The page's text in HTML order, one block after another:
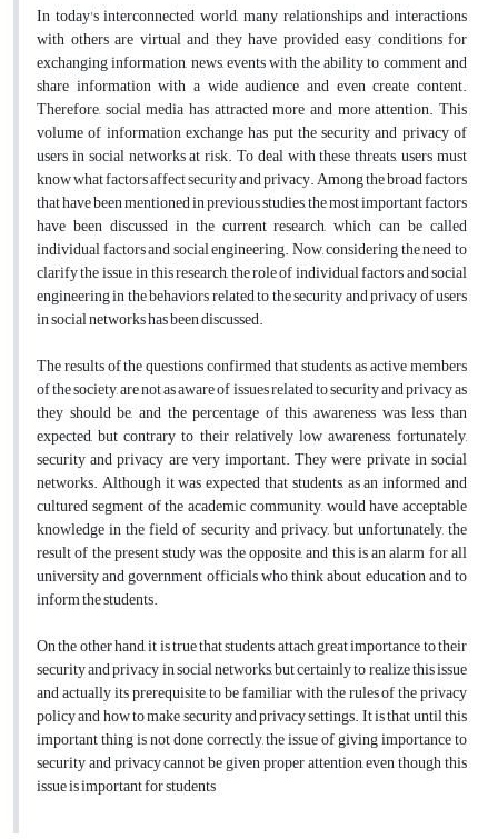
In today's interconnected world, many relationships and interactions
with others are virtual and they have provided easy conditions for
exchanging information, news, events with the ability to comment and
share information with a wide audience and even create content.
Therefore, social media has attracted more and more attention. This
volume of information exchange has put the security and privacy of
users in social networks at risk. To deal with these threats, users must
know what factors affect security and privacy. Among the broad factors
that have been mentioned in previous studies, the most important factors
have been discussed in the current research, which can be called
individual factors and social engineering. Now, considering the need to
clarify the issue, in this research, the role of individual factors and social
engineering in the behaviors related to the security and privacy of users
in social networks has been discussed.
The results of the questions confirmed that students, as active members
of the society, are not as aware of issues related to security and privacy as
they should be, and the percentage of this awareness was less than
expected, but contrary to their relatively low awareness, fortunately,
security and privacy are very important. They were private in social
networks. Although it was expected that students, as an informed and
cultured segment of the academic community, would have acceptable
knowledge in the field of security and privacy, but unfortunately, the
result of the present study was the opposite, and this is an alarm for all
university and government officials who think about education and to
inform the students.
On the other hand, it is true that students attach great importance to their
security and privacy in social networks, but certainly to realize this issue
and actually its prerequisite, to be familiar with the rules of the privacy
policy and how to make security and privacy settings. It is that until this
important thing is not done correctly, the issue of giving importance to
security and privacy cannot be given proper attention, even though this
issue is important for students